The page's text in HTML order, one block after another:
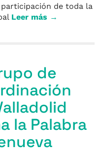
de toda la
Leer más →
de
la Palabra